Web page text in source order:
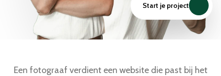
Start je project
Een fotograaf verdient een website die past bij het